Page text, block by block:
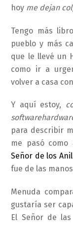
hoy me dejan
Tengo más
pueblo y más
que le llevé un
como ir a
volver a casa
Y aquí estoy,
para describir
me pasó
Señor de los
fue de las
Menuda
gustaría ser
El Señor de